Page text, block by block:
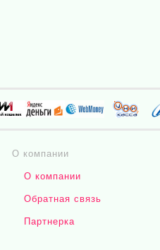
О компании
О компании
Обратная связь
Партнерка